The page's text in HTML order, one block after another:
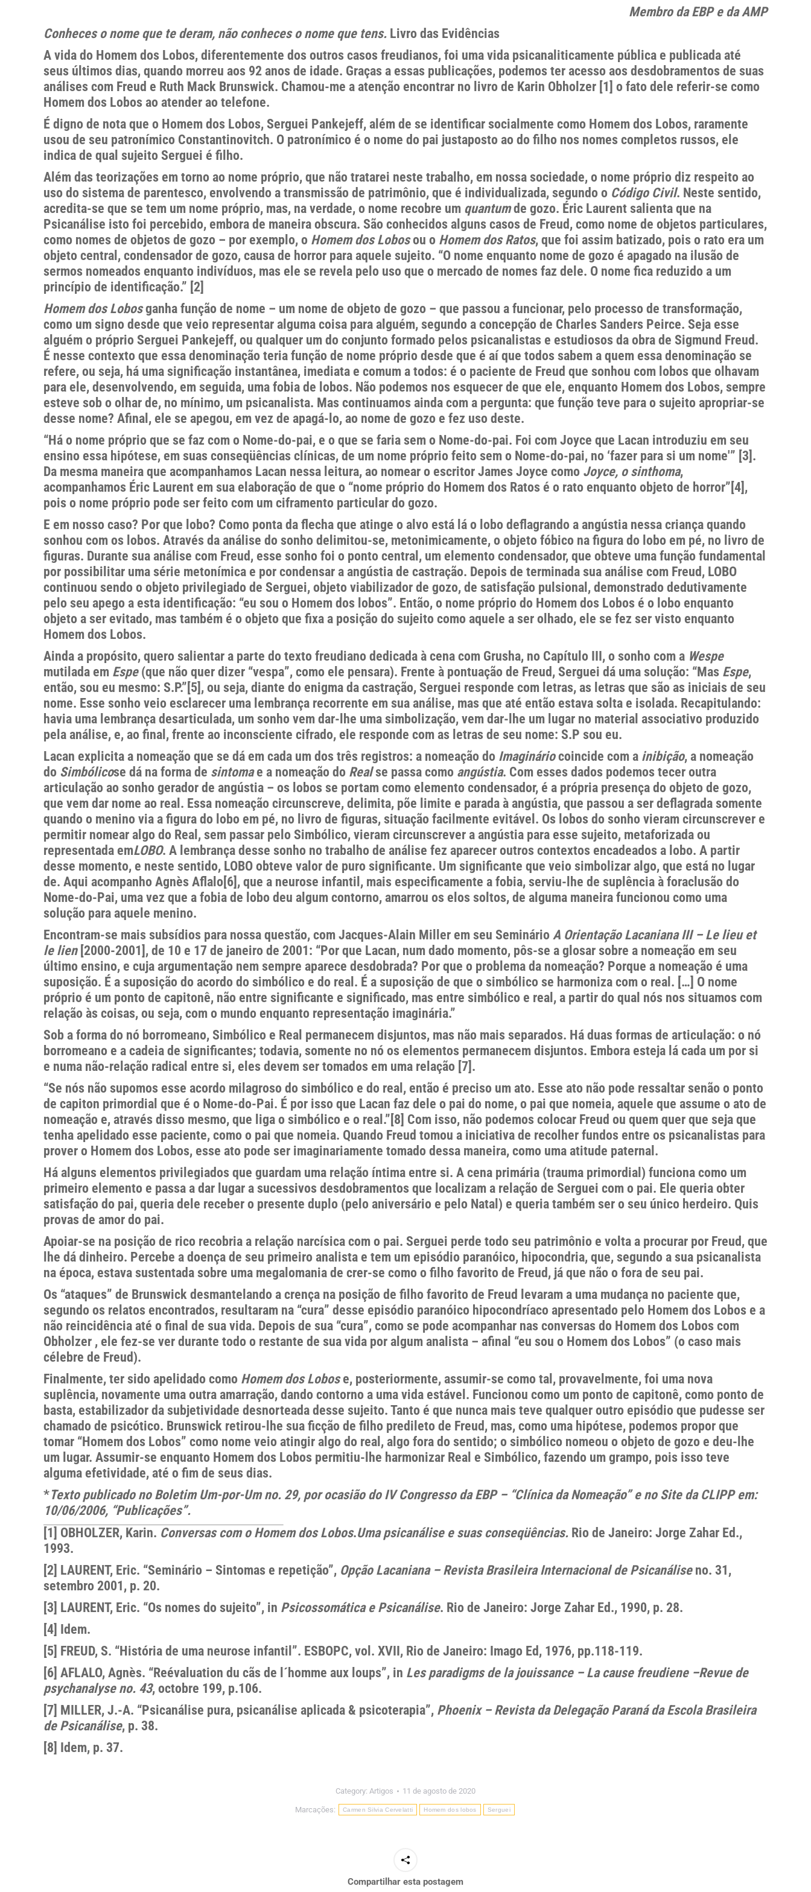
Membro da EBP e da AMP
Conheces o nome que te deram, não conheces o nome que tens. Livro das Evidências
A vida do Homem dos Lobos, diferentemente dos outros casos freudianos, foi uma vida psicanaliticamente pública e publicada até
seus últimos dias, quando morreu aos 92 anos de idade. Graças a essas publicações, podemos ter acesso aos desdobramentos de suas
análises com Freud e Ruth Mack Brunswick. Chamou-me a atenção encontrar no livro de Karin Obholzer [1] o fato dele referir-se como
Homem dos Lobos ao atender ao telefone.
É digno de nota que o Homem dos Lobos, Serguei Pankejeff, além de se identificar socialmente como Homem dos Lobos, raramente
usou de seu patronímico Constantinovitch. O patronímico é o nome do pai justaposto ao do filho nos nomes completos russos, ele
indica de qual sujeito Serguei é filho.
Além das teorizações em torno ao nome próprio, que não tratarei neste trabalho, em nossa sociedade, o nome próprio diz respeito ao
uso do sistema de parentesco, envolvendo a transmissão de patrimônio, que é individualizada, segundo o Código Civil. Neste sentido,
acredita-se que se tem um nome próprio, mas, na verdade, o nome recobre um quantumde gozo. Éric Laurent salienta que na
Psicanálise isto foi percebido, embora de maneira obscura. São conhecidos alguns casos de Freud, como nome de objetos particulares,
como nomes de objetos de gozo – por exemplo, o Homem dos Lobosou o Homem dos Ratos, que foi assim batizado, pois o rato era um
objeto central, condensador de gozo, causa de horror para aquele sujeito. “O nome enquanto nome de gozo é apagado na ilusão de
sermos nomeados enquanto indivíduos, mas ele se revela pelo uso que o mercado de nomes faz dele. O nome fica reduzido a um
princípio de identificação.” [2]
Homem dos Lobosganha função de nome – um nome de objeto de gozo – que passou a funcionar, pelo processo de transformação,
como um signo desde que veio representar alguma coisa para alguém, segundo a concepção de Charles Sanders Peirce. Seja esse
alguém o próprio Serguei Pankejeff, ou qualquer um do conjunto formado pelos psicanalistas e estudiosos da obra de Sigmund Freud.
É nesse contexto que essa denominação teria função de nome próprio desde que é aí que todos sabem a quem essa denominação se
refere, ou seja, há uma significação instantânea, imediata e comum a todos: é o paciente de Freud que sonhou com lobos que olhavam
para ele, desenvolvendo, em seguida, uma fobia de lobos. Não podemos nos esquecer de que ele, enquanto Homem dos Lobos, sempre
esteve sob o olhar de, no mínimo, um psicanalista. Mas continuamos ainda com a pergunta: que função teve para o sujeito apropriar-se
desse nome? Afinal, ele se apegou, em vez de apagá-lo, ao nome de gozo e fez uso deste.
“Há o nome próprio que se faz com o Nome-do-pai, e o que se faria sem o Nome-do-pai. Foi com Joyce que Lacan introduziu em seu
ensino essa hipótese, em suas conseqüências clínicas, de um nome próprio feito sem o Nome-do-pai, no ‘fazer para si um nome'” [3].
Da mesma maneira que acompanhamos Lacan nessa leitura, ao nomear o escritor James Joyce como Joyce, o sinthoma,
acompanhamos Éric Laurent em sua elaboração de que o “nome próprio do Homem dos Ratos é o rato enquanto objeto de horror”[4],
pois o nome próprio pode ser feito com um ciframento particular do gozo.
E em nosso caso? Por que lobo? Como ponta da flecha que atinge o alvo está lá o lobo deflagrando a angústia nessa criança quando
sonhou com os lobos. Através da análise do sonho delimitou-se, metonimicamente, o objeto fóbico na figura do lobo em pé, no livro de
figuras. Durante sua análise com Freud, esse sonho foi o ponto central, um elemento condensador, que obteve uma função fundamental
por possibilitar uma série metonímica e por condensar a angústia de castração. Depois de terminada sua análise com Freud, LOBO
continuou sendo o objeto privilegiado de Serguei, objeto viabilizador de gozo, de satisfação pulsional, demonstrado dedutivamente
pelo seu apego a esta identificação: “eu sou o Homem dos lobos”. Então, o nome próprio do Homem dos Lobos é o lobo enquanto
objeto a ser evitado, mas também é o objeto que fixa a posição do sujeito como aquele a ser olhado, ele se fez ser visto enquanto
Homem dos Lobos.
Ainda a propósito, quero salientar a parte do texto freudiano dedicada à cena com Grusha, no Capítulo III, o sonho com a Wespe
mutilada em Espe (que não quer dizer “vespa”, como ele pensara). Frente à pontuação de Freud, Serguei dá uma solução: “Mas Espe,
então, sou eu mesmo: S.P.”[5], ou seja, diante do enigma da castração, Serguei responde com letras, as letras que são as iniciais de seu
nome. Esse sonho veio esclarecer uma lembrança recorrente em sua análise, mas que até então estava solta e isolada. Recapitulando:
havia uma lembrança desarticulada, um sonho vem dar-lhe uma simbolização, vem dar-lhe um lugar no material associativo produzido
pela análise, e, ao final, frente ao inconsciente cifrado, ele responde com as letras de seu nome: S.P sou eu.
Lacan explicita a nomeação que se dá em cada um dos três registros: a nomeação do Imagináriocoincide com a inibição, a nomeação
do Simbólicose dá na forma de sintomae a nomeação do Realse passa como angústia. Com esses dados podemos tecer outra
articulação ao sonho gerador de angústia – os lobos se portam como elemento condensador, é a própria presença do objeto de gozo,
que vem dar nome ao real. Essa nomeação circunscreve, delimita, põe limite e parada à angústia, que passou a ser deflagrada somente
quando o menino via a figura do lobo em pé, no livro de figuras, situação facilmente evitável. Os lobos do sonho vieram circunscrever e
permitir nomear algo do Real, sem passar pelo Simbólico, vieram circunscrever a angústia para esse sujeito, metaforizada ou
representada emLOBO. A lembrança desse sonho no trabalho de análise fez aparecer outros contextos encadeados a lobo. A partir
desse momento, e neste sentido, LOBO obteve valor de puro significante. Um significante que veio simbolizar algo, que está no lugar
de. Aqui acompanho Agnès Aflalo[6], que a neurose infantil, mais especificamente a fobia, serviu-lhe de suplência à foraclusão do
Nome-do-Pai, uma vez que a fobia de lobo deu algum contorno, amarrou os elos soltos, de alguma maneira funcionou como uma
solução para aquele menino.
Encontram-se mais subsídios para nossa questão, com Jacques-Alain Miller em seu Seminário A Orientação Lacaniana III – Le lieu et
le lien[2000-2001], de 10 e 17 de janeiro de 2001: “Por que Lacan, num dado momento, pôs-se a glosar sobre a nomeação em seu
último ensino, e cuja argumentação nem sempre aparece desdobrada? Por que o problema da nomeação? Porque a nomeação é uma
suposição. É a suposição do acordo do simbólico e do real. É a suposição de que o simbólico se harmoniza com o real. […] O nome
próprio é um ponto de capitonê, não entre significante e significado, mas entre simbólico e real, a partir do qual nós nos situamos com
relação às coisas, ou seja, com o mundo enquanto representação imaginária.”
Sob a forma do nó borromeano, Simbólico e Real permanecem disjuntos, mas não mais separados. Há duas formas de articulação: o nó
borromeano e a cadeia de significantes; todavia, somente no nó os elementos permanecem disjuntos. Embora esteja lá cada um por si
e numa não-relação radical entre si, eles devem ser tomados em uma relação [7].
“Se nós não supomos esse acordo milagroso do simbólico e do real, então é preciso um ato. Esse ato não pode ressaltar senão o ponto
de capiton primordial que é o Nome-do-Pai. É por isso que Lacan faz dele o pai do nome, o pai que nomeia, aquele que assume o ato de
nomeação e, através disso mesmo, que liga o simbólico e o real.”[8] Com isso, não podemos colocar Freud ou quem quer que seja que
tenha apelidado esse paciente, como o pai que nomeia. Quando Freud tomou a iniciativa de recolher fundos entre os psicanalistas para
prover o Homem dos Lobos, esse ato pode ser imaginariamente tomado dessa maneira, como uma atitude paternal.
Há alguns elementos privilegiados que guardam uma relação íntima entre si. A cena primária (trauma primordial) funciona como um
primeiro elemento e passa a dar lugar a sucessivos desdobramentos que localizam a relação de Serguei com o pai. Ele queria obter
satisfação do pai, queria dele receber o presente duplo (pelo aniversário e pelo Natal) e queria também ser o seu único herdeiro. Quis
provas de amor do pai.
Apoiar-se na posição de rico recobria a relação narcísica com o pai. Serguei perde todo seu patrimônio e volta a procurar por Freud, que
lhe dá dinheiro. Percebe a doença de seu primeiro analista e tem um episódio paranóico, hipocondria, que, segundo a sua psicanalista
na época, estava sustentada sobre uma megalomania de crer-se como o filho favorito de Freud, já que não o fora de seu pai.
Os “ataques” de Brunswick desmantelando a crença na posição de filho favorito de Freud levaram a uma mudança no paciente que,
segundo os relatos encontrados, resultaram na “cura” desse episódio paranóico hipocondríaco apresentado pelo Homem dos Lobos e a
não reincidência até o final de sua vida. Depois de sua “cura”, como se pode acompanhar nas conversas do Homem dos Lobos com
Obholzer , ele fez-se ver durante todo o restante de sua vida por algum analista – afinal “eu sou o Homem dos Lobos” (o caso mais
célebre de Freud).
Finalmente, ter sido apelidado como Homem dos Lobose, posteriormente, assumir-se como tal, provavelmente, foi uma nova
suplência, novamente uma outra amarração, dando contorno a uma vida estável. Funcionou como um ponto de capitonê, como ponto de
basta, estabilizador da subjetividade desnorteada desse sujeito. Tanto é que nunca mais teve qualquer outro episódio que pudesse ser
chamado de psicótico. Brunswick retirou-lhe sua ficção de filho predileto de Freud, mas, como uma hipótese, podemos propor que
tomar “Homem dos Lobos” como nome veio atingir algo do real, algo fora do sentido; o simbólico nomeou o objeto de gozo e deu-lhe
um lugar. Assumir-se enquanto Homem dos Lobos permitiu-lhe harmonizar Real e Simbólico, fazendo um grampo, pois isso teve
alguma efetividade, até o fim de seus dias.
*Texto publicado no Boletim Um-por-Um no. 29, por ocasião do IV Congresso da EBP – “Clínica da Nomeação” e no Site da CLIPP em:
10/06/2006, “Publicações”.
[1] OBHOLZER, Karin. Conversas com o Homem dos Lobos.Uma psicanálise e suas conseqüências. Rio de Janeiro: Jorge Zahar Ed.,
1993.
[2] LAURENT, Eric. “Seminário – Sintomas e repetição”, Opção Lacaniana – Revista Brasileira Internacional de Psicanáliseno. 31,
setembro 2001, p. 20.
[3] LAURENT, Eric. “Os nomes do sujeito”, in Psicossomática e Psicanálise. Rio de Janeiro: Jorge Zahar Ed., 1990, p. 28.
[4] Idem.
[5] FREUD, S. “História de uma neurose infantil”. ESBOPC, vol. XVII, Rio de Janeiro: Imago Ed, 1976, pp.118-119.
[6] AFLALO, Agnès. “Reévaluation du cãs de l´homme aux loups”, in Les paradigms de la jouissance – La cause freudiene –Revue de
psychanalyse no. 43, octobre 199, p.106.
[7] MILLER, J.-A. “Psicanálise pura, psicanálise aplicada & psicoterapia”, Phoenix – Revista da Delegação Paraná da Escola Brasileira
de Psicanálise, p. 38.
[8] Idem, p. 37.
Category: Artigos 11 de agosto de 2020
Marcações: Carmen Silvia Cervelatti Homem dos lobos Serguei
Compartilhar esta postagem